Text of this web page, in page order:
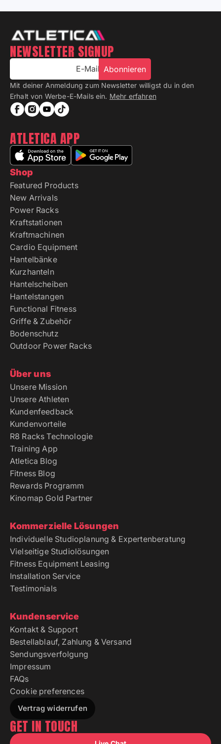
Shop
Featured Products
New Arrivals
Power Racks
Kraftstationen
Kraftmachinen
Cardio Equipment
Hantelbänke
Kurzhanteln
Hantelscheiben
Hantelstangen
Functional Fitness
Griffe & Zubehör
Bodenschutz
Outdoor Power Racks
Über uns
Unsere Mission
Unsere Athleten
Kundenfeedback
Kundenvorteile
R8 Racks Technologie
Training App
Atletica Blog
Fitness Blog
Rewards Programm
Kinomap Gold Partner
Kommerzielle Lösungen
Individuelle Studioplanung & Expertenberatung
Vielseitige Studiolösungen
Fitness Equipment Leasing
Installation Service
Testimonials
Kundenservice
Kontakt & Support
Bestellablauf, Zahlung & Versand
Sendungsverfolgung
Impressum
FAQs
Cookie preferences
Vertrag widerrufen
NEWSLETTER SIGNUP
E-Mail Abonnieren
Mit deiner Anmeldung zum Newsletter willigst du in den
Erhalt von Werbe-E-Mails ein. Mehr erfahren
ATLETICA APP
GET IN TOUCH